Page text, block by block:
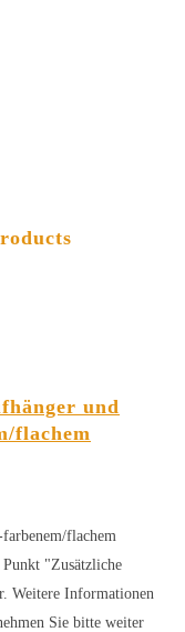
und
flachem
flachem
"Zusätzliche
Weitere Informationen
Sie bitte weiter